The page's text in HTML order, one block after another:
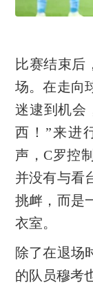
比赛结束后
场。在走向
迷逮到机会
西！”来进
声，C罗控
并没有与看
挑衅，而是
衣室。
除了在退场
的队员穆考